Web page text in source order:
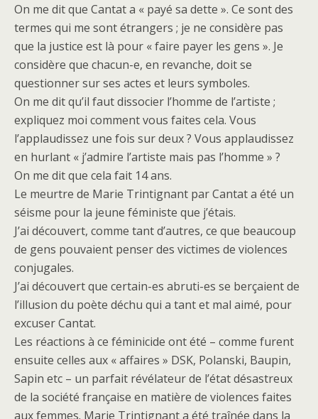
On me dit que Cantat a « payé sa dette ». Ce sont des
termes qui me sont étrangers ; je ne considère pas
que la justice est là pour « faire payer les gens ». Je
considère que chacun-e, en revanche, doit se
questionner sur ses actes et leurs symboles.
On me dit qu’il faut dissocier l’homme de l’artiste ;
expliquez moi comment vous faites cela. Vous
l’applaudissez une fois sur deux ? Vous applaudissez
en hurlant « j’admire l’artiste mais pas l’homme » ?
On me dit que cela fait 14 ans.
Le meurtre de Marie Trintignant par Cantat a été un
séisme pour la jeune féministe que j’étais.
J’ai découvert, comme tant d’autres, ce que beaucoup
de gens pouvaient penser des victimes de violences
conjugales.
J’ai découvert que certain-es abruti-es se berçaient de
l’illusion du poète déchu qui a tant et mal aimé, pour
excuser Cantat.
Les réactions à ce féminicide ont été – comme furent
ensuite celles aux « affaires » DSK, Polanski, Baupin,
Sapin etc – un parfait révélateur de l’état désastreux
de la société française en matière de violences faites
aux femmes. Marie Trintignant a été traînée dans la